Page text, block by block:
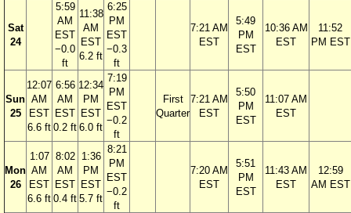
Sat
24
5:59
AM
EST
−0.0
ft
11:38
AM
EST
6.2 ft
6:25
PM
EST
−0.3
ft
7:21 AM
EST
5:49
PM
EST
10:36 AM
EST
11:52
PM EST
Sun
25
12:07
AM
EST
6.6 ft
6:56
AM
EST
0.2 ft
12:34
PM
EST
6.0 ft
7:19
PM
EST
−0.2
ft
First
Quarter
7:21 AM
EST
5:50
PM
EST
11:07 AM
EST
Mon
26
1:07
AM
EST
6.6 ft
8:02
AM
EST
0.4 ft
1:36
PM
EST
5.7 ft
8:21
PM
EST
−0.2
ft
7:20 AM
EST
5:51
PM
EST
11:43 AM
EST
12:59
AM EST